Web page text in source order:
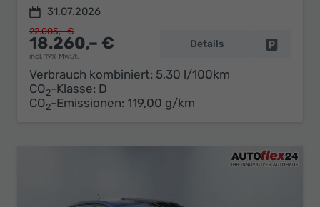
31.07.2026
18.260,– €
incl. 19% MwSt.
22.005,– €
Details
Verbrauch kombiniert: 5,30 l/100km
CO2-Klasse: D
CO2-Emissionen: 119,00 g/km